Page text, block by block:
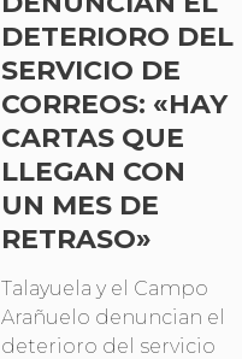
DETERIORO DEL
SERVICIO DE
CORREOS: «HAY
CARTAS QUE
LLEGAN CON
UN MES DE
RETRASO»
Talayuela y el Campo
Arañuelo denuncian el
deterioro del servicio